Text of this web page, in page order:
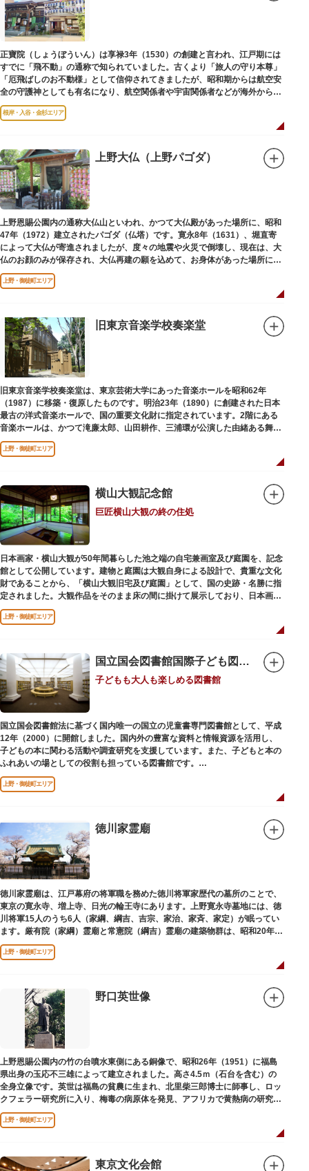
子規が病室兼書斎にしていた「病牀六尺の間」などを復元しており、明治の
暮らしだけでなく創作の様子を偲ぶことができます。現在、一般のボランテ
ィア団体により大切に維持・保存されています。
正寶院（しょうぼういん）は享禄3年（1530）の創建と言われ、江戸期には
すでに「飛不動」の通称で知られていました。古くより「旅人の守り本尊」
「厄飛ばしのお不動様」として信仰されてきましたが、昭和期からは航空安
全の守護神としても有名になり、航空関係者や宇宙関係者などが海外からも
多く参拝に訪れます。
根岸・入谷・金杉エリア
上野大仏（上野パゴダ）
上野恩賜公園内の通称大仏山といわれ、かつて大仏殿があった場所に、昭和
47年（1972）建立されたパゴダ（仏塔）です。寛永8年（1631）、堀直寄
によって大仏が寄進されましたが、度々の地震や火災で倒壊し、現在は、大
仏のお顔のみが保存され、大仏再建の願を込めて、お身体があった場所にパ
ゴダが建てられました。
上野・御徒町エリア
旧東京音楽学校奏楽堂
旧東京音楽学校奏楽堂は、東京芸術大学にあった音楽ホールを昭和62年
（1987）に移築・復原したものです。明治23年（1890）に創建された日本
最古の洋式音楽ホールで、国の重要文化財に指定されています。2階にある
音楽ホールは、かつて滝廉太郎、山田耕作、三浦環が公演した由緒ある舞台
です。
上野・御徒町エリア
横山大観記念館
巨匠横山大観の終の住処
日本画家・横山大観が50年間暮らした池之端の自宅兼画室及び庭園を、記念
館として公開しています。建物と庭園は大観自身による設計で、貴重な文化
財であることから、「横山大観旧宅及び庭園」として、国の史跡・名勝に指
定されました。大観作品をそのまま床の間に掛けて展示しており、日本画本
来の楽しみ方を体験できる貴重な空間です。
上野・御徒町エリア
国立国会図書館国際子ども図書館
子どもも大人も楽しめる図書館
国立国会図書館法に基づく国内唯一の国立の児童書専門図書館として、平成
12年（2000）に開館しました。国内外の豊富な資料と情報資源を活用し、
子どもの本に関わる活動や調査研究を支援しています。また、子どもと本の
ふれあいの場としての役割も担っている図書館です。
レンガ棟は、明治39年（1906）に建てられた帝国図書館の建物を保存・再
利用しています。
上野・御徒町エリア
徳川家霊廟
徳川家霊廟は、江戸幕府の将軍職を務めた徳川将軍家歴代の墓所のことで、
東京の寛永寺、増上寺、日光の輪王寺にあります。上野寛永寺墓地には、徳
川将軍15人のうち6人（家綱、綱吉、吉宗、家治、家斉、家定）が眠ってい
ます。厳有院（家綱）霊廟と常憲院（綱吉）霊廟の建築物群は、昭和20年
（1945）の空襲で大部分を焼失しました。
上野・御徒町エリア
野口英世像
上野恩賜公園内の竹の台噴水東側にある銅像で、昭和26年（1951）に福島
県出身の玉応不三雄によって建立されました。高さ4.5ｍ（石台を含む）の
全身立像です。英世は福島の貧農に生まれ、北里柴三郎博士に師事し、ロッ
クフェラー研究所に入り、梅毒の病原体を発見、アフリカで黄熱病の研究中
感染して、死去しました。
上野・御徒町エリア
東京文化会館